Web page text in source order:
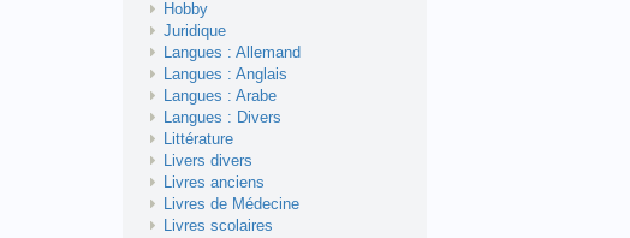
Hobby
Juridique
Langues : Allemand
Langues : Anglais
Langues : Arabe
Langues : Divers
Littérature
Livers divers
Livres anciens
Livres de Médecine
Livres scolaires